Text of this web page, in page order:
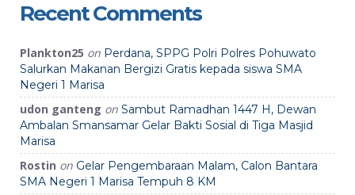
Recent Comments
Plankton25 on Perdana, SPPG Polri Polres Pohuwato
Salurkan Makanan Bergizi Gratis kepada siswa SMA
Negeri 1 Marisa
udon ganteng on Sambut Ramadhan 1447 H, Dewan
Ambalan Smansamar Gelar Bakti Sosial di Tiga Masjid
Marisa
Rostin on Gelar Pengembaraan Malam, Calon Bantara
SMA Negeri 1 Marisa Tempuh 8 KM